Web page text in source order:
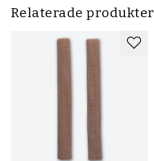
Relaterade produkter